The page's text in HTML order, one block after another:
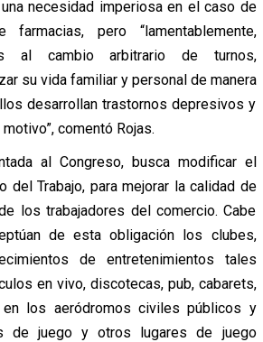
necesidad imperiosa en el caso de
farmacias, pero “lamentablemente,
al cambio arbitrario de turnos,
su vida familiar y personal de manera
desarrollan trastornos depresivos y
comentó Rojas.
al Congreso, busca modificar el
del Trabajo, para mejorar la calidad de
los trabajadores del comercio. Cabe
de esta obligación los clubes,
de entretenimientos tales
en vivo, discotecas, pub, cabarets,
en los aeródromos civiles públicos y
de juego y otros lugares de juego